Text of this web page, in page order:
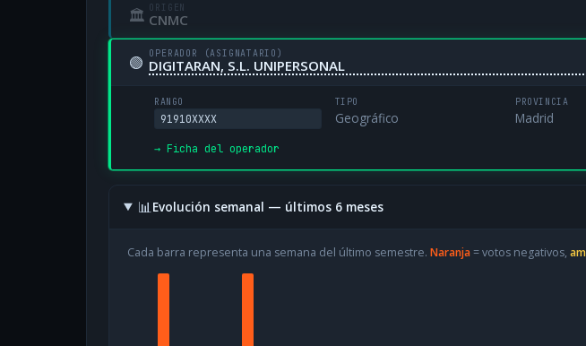
🏛 ORIGEN
CNMC
🟢 OPERADOR (ASIGNATARIO)
DIGITARAN, S.L. UNIPERSONAL
RANGO
91910XXXX
TIPO
Geográfico
PROVINCIA
Madrid
→ Ficha del operador
📊Evolución semanal — últimos 6 meses
Cada barra representa una semana del último semestre. Naranja= votos negativos,